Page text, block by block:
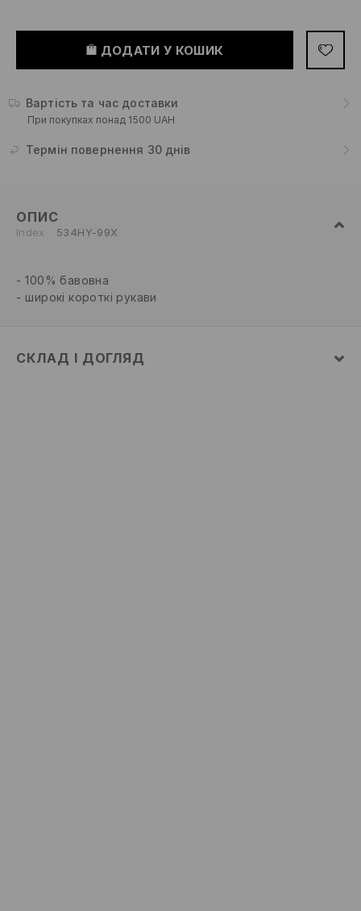
ДОДАТИ У КОШИК
Вартість та час доставки
При покупках понад 1500 UAH
Термін повернення 30 днів
ОПИС
Index 534HY-99X
100% бавовна
широкі короткі рукави
СКЛАД І ДОГЛЯД